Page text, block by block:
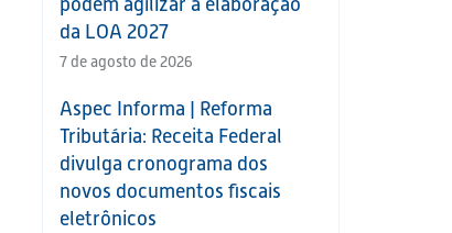
da LOA 2027
7 de agosto de 2026
Aspec Informa | Reforma
Tributária: Receita Federal
divulga cronograma dos
novos documentos fiscais
eletrônicos